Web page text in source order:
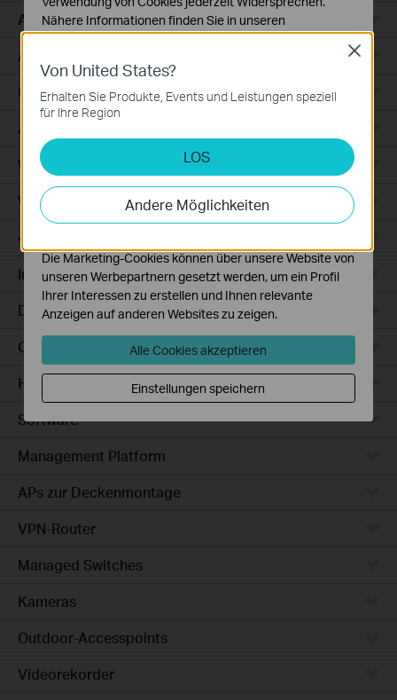
Access
Access Pro
GPON
Agile
Wired Gateways
WiFi Gateways
4G/5G WiFi Gateways
Integrated Gateways
DSL Gateways
Cloud-Based
Hardware
Software
Management Platform
APs zur Deckenmontage
VPN-Router
Managed Switches
Kameras
Outdoor-Accesspoints
Videorekorder
Von United States?
Erhalten Sie Produkte, Events und Leistungen speziell
für Ihre Region
LOS
Andere Möglichkeiten
Close
Nähere Informationen finden Sie in unseren
Datenschutzhinweisen.
Notwendige Cookies
Diese Cookies sind zur Funktion der Website
erforderlich und können in Ihren Systemen nicht
Analyse- und Marketing-Cookies
Analyse-Cookies ermöglichen es uns, Ihre Aktivitäten
auf unserer Website zu analysieren, um die
Funktionsweise unserer Website zu verbessern und
Die Marketing-Cookies können über unsere Website von
unseren Werbepartnern gesetzt werden, um ein Profil
Ihrer Interessen zu erstellen und Ihnen relevante
Anzeigen auf anderen Websites zu zeigen.
Alle Cookies akzeptieren
Einstellungen speichern